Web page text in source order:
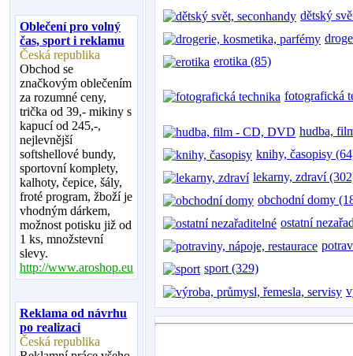
Oblečení pro volný
čas, sport i reklamu
Česká republika
Obchod se
značkovým oblečením
za rozumné ceny,
trička od 39,- mikiny s
kapucí od 245,-,
nejlevnější
softshellové bundy,
sportovní komplety,
kalhoty, čepice, šály,
froté program, žboží je
vhodným dárkem,
možnost potisku již od
1 ks, množstevní
slevy.
http://www.aroshop.eu
Reklama od návrhu
po realizaci
Česká republika
dětský
erotika (85)
fotografická
hudba,
knihy, časopisy
lekarny, zdraví
obchodní domy
ostatní
sport (329)